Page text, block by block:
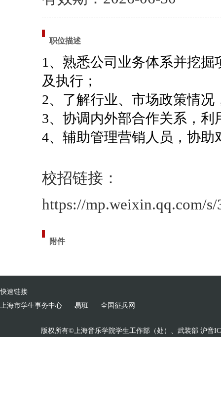
职位描述
1、 熟悉公司业务体系并挖掘
及执行；
2、 了解行业、市场政策情
3、 协调内外部合作关系，利
4、 辅助管理营销人员，协助
校招链接：
https://mp.weixin.qq.com/
附件
快速链接
上海市学生事务中心
易班 全国征兵网
版权所有©上海音乐学院学生工作部（处）、武装部 沪音